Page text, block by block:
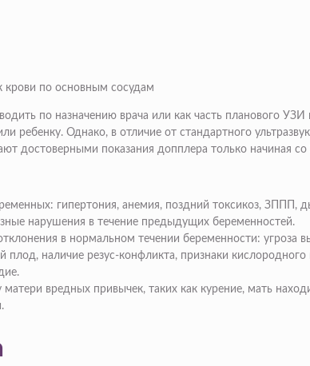
крови по основным сосудам
по назначению врача или как часть планового
ребенку. Однако, в отличие от стандартного
достоверными показания допплера только начиная со
гипертония, анемия, поздний токсикоз, ЗППП,
нарушения в течение предыдущих беременностей.
в нормальном течении беременности:
плод, наличие резус-конфликта, признаки
вредных привычек, таких как курение, мать